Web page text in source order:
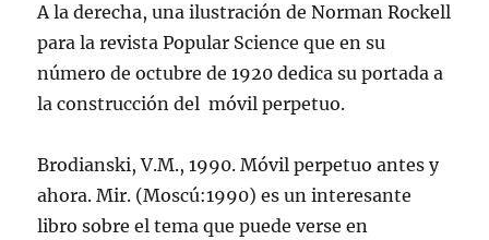
A la derecha, una ilustración de Norman Rockell
para la revista Popular Science que en su
número de octubre de 1920 dedica su portada a
la construcción del móvil perpetuo.
Brodianski, V.M., 1990. Móvil perpetuo antes y
ahora. Mir. (Moscú:1990) es un interesante
libro sobre el tema que puede verse en